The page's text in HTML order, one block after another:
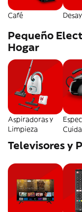
Café
Pequeño
Hogar
Aspiradoras y
Limpieza
Televisores y